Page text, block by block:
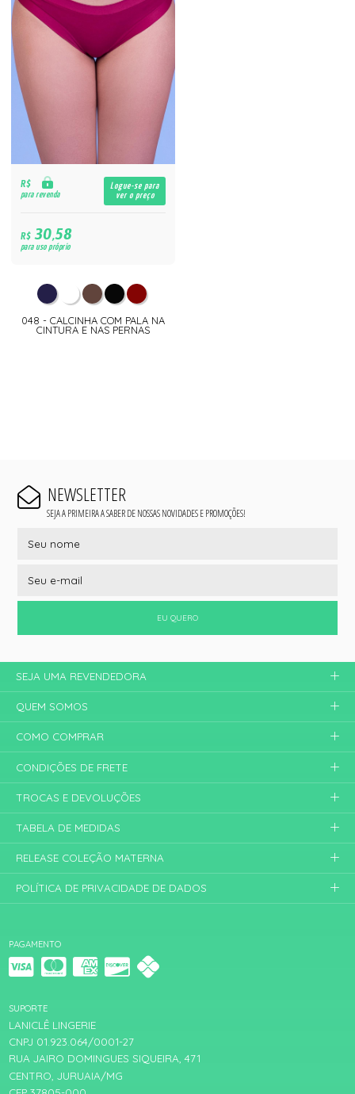
R$
para revenda
Logue-se para
ver o preço
R$30,58
para uso próprio
048 - CALCINHA COM PALA NA
CINTURA E NAS PERNAS
NEWSLETTER
SEJA A PRIMEIRA A SABER DE NOSSAS NOVIDADES E PROMOÇÕES!
EU QUERO
PAGAMENTO
SUPORTE
LANICLÊ LINGERIE
CNPJ 01.923.064/0001-27
RUA JAIRO DOMINGUES SIQUEIRA, 471
CENTRO, JURUAIA/MG
SEJA UMA REVENDEDORA
QUEM SOMOS
COMO COMPRAR
CONDIÇÕES DE FRETE
TROCAS E DEVOLUÇÕES
TABELA DE MEDIDAS
RELEASE COLEÇÃO MATERNA
POLÍTICA DE PRIVACIDADE DE DADOS